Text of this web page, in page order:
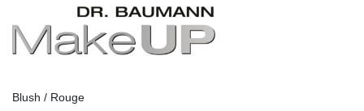
Blush / Rouge